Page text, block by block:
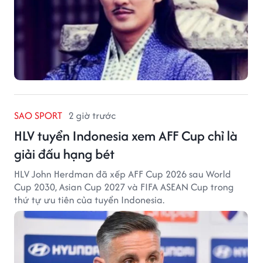
SAO SPORT 2 giờ trước
HLV tuyển Indonesia xem AFF Cup chỉ là
giải đấu hạng bét
HLV John Herdman đã xếp AFF Cup 2026 sau World
Cup 2030, Asian Cup 2027 và FIFA ASEAN Cup trong
thứ tự ưu tiên của tuyển Indonesia.